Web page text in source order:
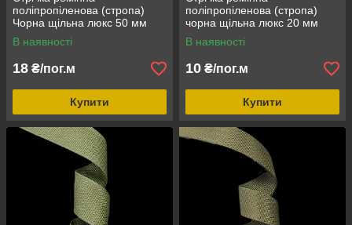
поліпропіленова (стропа)
Чорна щільна люкс 50 мм
В наявності
18 ₴/пог.м
Купити
поліпропіленова (стропа)
чорна щільна люкс 20 мм
В наявності
10 ₴/пог.м
Купити